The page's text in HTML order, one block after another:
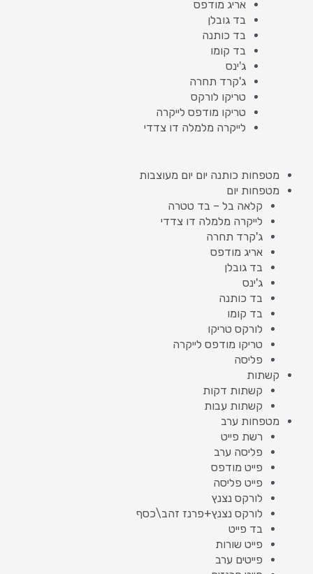
אריג מודפס
בד גובלן
בד כותנה
בד קומו
ג'ינס
ג'קרד תחרה
טריקו לורקס
טריקו מודפס לייקרה
לייקרה מלמלה דו צדדי
מטפחות כותנה יום יום מעוצבות
מטפחות יום
קלאה בל – בד טטרה
לייקרה מלמלה דו צדדי
ג'קרד תחרה
אריג מודפס
בד גובלן
ג'ינס
בד כותנה
בד קומו
לורקס טריקו
טריקו מודפס לייקרה
פליסה
קשתות
קשתות דקות
קשתות עבות
מטפחות ערב
רשת פייט
פליסה ערב
פייט מודפס
פייט פליסה
לורקס נצנץ
לורקס נצנץ+פרנז זהב\כסף
בד פייט
פייט שורות
פייטים ערב